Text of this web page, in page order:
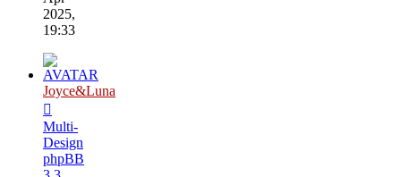
2025,
19:33
Joyce&Luna
Multi-
Design
phpBB